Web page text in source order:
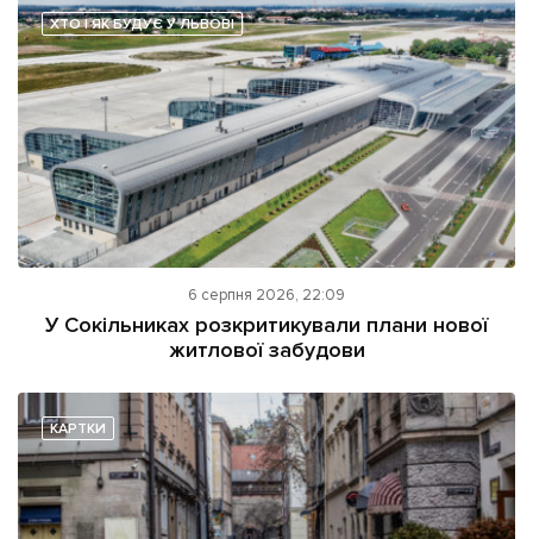
ХТО І ЯК БУДУЄ У ЛЬВОВІ
6 серпня 2026, 22:09
У Сокільниках розкритикували плани нової
житлової забудови
КАРТКИ